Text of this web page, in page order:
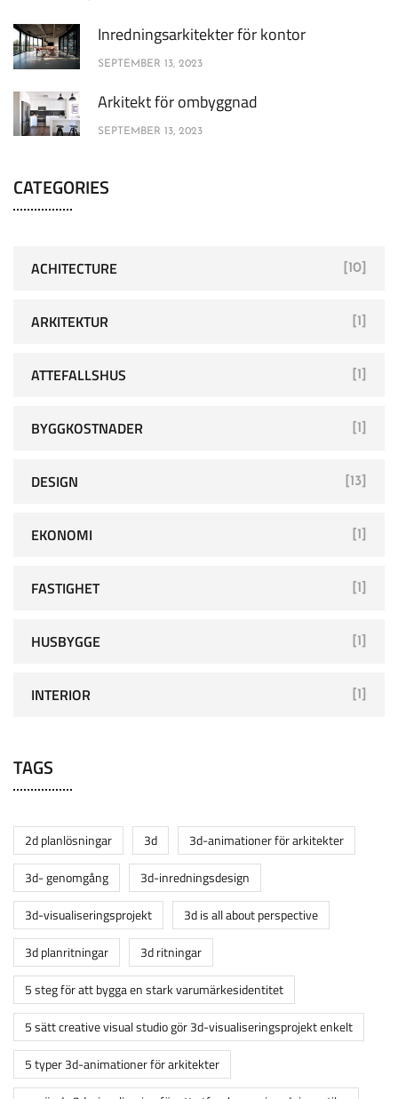
Inredningsarkitekter för kontor
SEPTEMBER 13, 2023
Arkitekt för ombyggnad
SEPTEMBER 13, 2023
CATEGORIES
ACHITECTURE [10]
ARKITEKTUR [1]
ATTEFALLSHUS [1]
BYGGKOSTNADER [1]
DESIGN [13]
EKONOMI [1]
FASTIGHET [1]
HUSBYGGE [1]
INTERIOR [1]
TAGS
2d planlösningar 3d
3d-animationer för arkitekter
3d- genomgång
3d-inredningsdesign
3d-visualiseringsprojekt
3d is all about perspective
3d planritningar
3d ritningar
5 steg för att bygga en stark varumärkesidentitet
5 sätt creative visual studio gör 3d-visualiseringsprojekt enkelt
5 typer 3d-animationer för arkitekter